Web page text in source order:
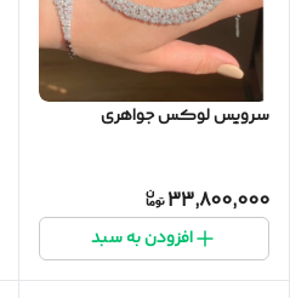
سرویس لوکس جواهری
33,800,000
افزودن به سبد